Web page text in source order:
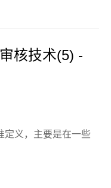
核技术(5) -
定义，主要是在一些